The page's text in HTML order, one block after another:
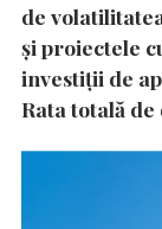
de
și proiectele
investiții de
Rata totală